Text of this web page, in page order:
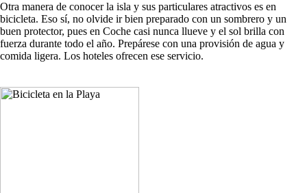
Otra manera de conocer la isla y sus particulares atractivos es en
bicicleta. Eso sí, no olvide ir bien preparado con un sombrero y un
buen protector, pues en Coche casi nunca llueve y el sol brilla con
fuerza durante todo el año. Prepárese con una provisión de agua y
comida ligera. Los hoteles ofrecen ese servicio.